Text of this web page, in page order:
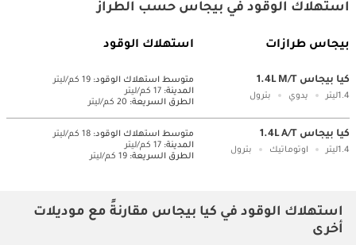
استهلاك الوقود في بيجاس حسب الطراز
بيجاس طرازات استهلاك الوقود
كيا بيجاس 1.4L M/T
1.4ليتر يدوي بترول
متوسط ​​استهلاك الوقود: 19 كم/ليتر
المدينة: 17 كم/ليتر
الطرق السريعة: 20 كم/ليتر
كيا بيجاس 1.4L A/T
1.4ليتر اوتوماتيك بترول
متوسط ​​استهلاك الوقود: 18 كم/ليتر
المدينة: 17 كم/ليتر
الطرق السريعة: 19 كم/ليتر
استهلاك الوقود في كيا بيجاس مقارنةً مع موديلات
أخرى